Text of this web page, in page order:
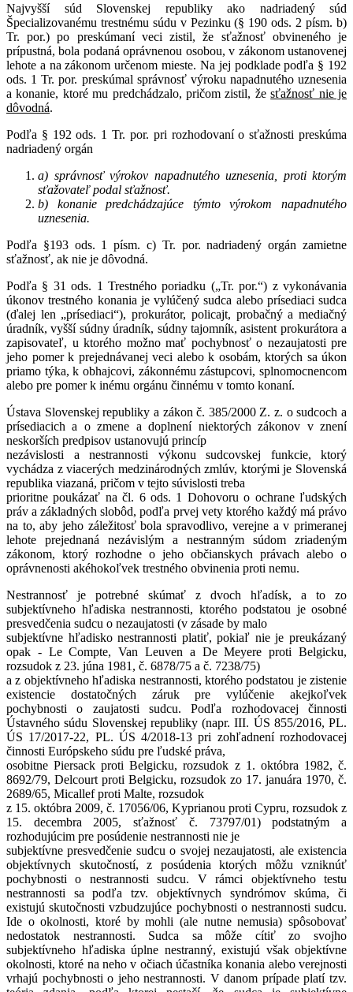
Najvyšší súd Slovenskej republiky ako nadriadený súd
Špecializovanému trestnému súdu v Pezinku (§ 190 ods. 2 písm. b)
Tr. por.) po preskúmaní veci zistil, že sťažnosť obvineného je
prípustná, bola podaná oprávnenou osobou, v zákonom ustanovenej
lehote a na zákonom určenom mieste. Na jej podklade podľa § 192
ods. 1 Tr. por. preskúmal správnosť výroku napadnutého uznesenia
a konanie, ktoré mu predchádzalo, pričom zistil, žesťažnosť nie je
dôvodná.
Podľa § 192 ods. 1 Tr. por. pri rozhodovaní o sťažnosti preskúma
nadriadený orgán
a) správnosť výrokov napadnutého uznesenia, proti ktorým
sťažovateľ podal sťažnosť.
b) konanie predchádzajúce týmto výrokom napadnutého
uznesenia.
Podľa §193 ods. 1 písm. c) Tr. por. nadriadený orgán zamietne
sťažnosť, ak nie je dôvodná.
Podľa § 31 ods. 1 Trestného poriadku („Tr. por.“) z vykonávania
úkonov trestného konania je vylúčený sudca alebo prísediaci sudca
(ďalej len „prísediaci“), prokurátor, policajt, probačný a mediačný
úradník, vyšší súdny úradník, súdny tajomník, asistent prokurátora a
zapisovateľ, u ktorého možno mať pochybnosť o nezaujatosti pre
jeho pomer k prejednávanej veci alebo k osobám, ktorých sa úkon
priamo týka, k obhajcovi, zákonnému zástupcovi, splnomocnencom
alebo pre pomer k inému orgánu činnému v tomto konaní.
Ústava Slovenskej republiky a zákon č. 385/2000 Z. z. o sudcoch a
prísediacich a o zmene a doplnení niektorých zákonov v znení
neskorších predpisov ustanovujú princíp
nezávislosti a nestrannosti výkonu sudcovskej funkcie, ktorý
vychádza z viacerých medzinárodných zmlúv, ktorými je Slovenská
republika viazaná, pričom v tejto súvislosti treba
prioritne poukázať na čl. 6 ods. 1 Dohovoru o ochrane ľudských
práv a základných slobôd, podľa prvej vety ktorého každý má právo
na to, aby jeho záležitosť bola spravodlivo, verejne a v primeranej
lehote prejednaná nezávislým a nestranným súdom zriadeným
zákonom, ktorý rozhodne o jeho občianskych právach alebo o
oprávnenosti akéhokoľvek trestného obvinenia proti nemu.
Nestrannosť je potrebné skúmať z dvoch hľadísk, a to zo
subjektívneho hľadiska nestrannosti, ktorého podstatou je osobné
presvedčenia sudcu o nezaujatosti (v zásade by malo
subjektívne hľadisko nestrannosti platiť, pokiaľ nie je preukázaný
opak - Le Compte, Van Leuven a De Meyere proti Belgicku,
rozsudok z 23. júna 1981, č. 6878/75 a č. 7238/75)
a z objektívneho hľadiska nestrannosti, ktorého podstatou je zistenie
existencie dostatočných záruk pre vylúčenie akejkoľvek
pochybnosti o zaujatosti sudcu. Podľa rozhodovacej činnosti
Ústavného súdu Slovenskej republiky (napr. III. ÚS 855/2016, PL.
ÚS 17/2017-22, PL. ÚS 4/2018-13 pri zohľadnení rozhodovacej
činnosti Európskeho súdu pre ľudské práva,
osobitne Piersack proti Belgicku, rozsudok z 1. októbra 1982, č.
8692/79, Delcourt proti Belgicku, rozsudok zo 17. januára 1970, č.
2689/65, Micallef proti Malte, rozsudok
z 15. októbra 2009, č. 17056/06, Kyprianou proti Cypru, rozsudok z
15. decembra 2005, sťažnosť č. 73797/01) podstatným a
rozhodujúcim pre posúdenie nestrannosti nie je
subjektívne presvedčenie sudcu o svojej nezaujatosti, ale existencia
objektívnych skutočností, z posúdenia ktorých môžu vzniknúť
pochybnosti o nestrannosti sudcu. V rámci objektívneho testu
nestrannosti sa podľa tzv. objektívnych syndrómov skúma, či
existujú skutočnosti vzbudzujúce pochybnosti o nestrannosti sudcu.
Ide o okolnosti, ktoré by mohli (ale nutne nemusia) spôsobovať
nedostatok nestrannosti. Sudca sa môže cítiť zo svojho
subjektívneho hľadiska úplne nestranný, existujú však objektívne
okolnosti, ktoré na neho v očiach účastníka konania alebo verejnosti
vrhajú pochybnosti o jeho nestrannosti. V danom prípade platí tzv.